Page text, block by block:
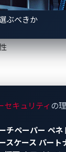
ぶべきか
セキュリティ の
チペーパー ペネ
スケース パート
対して72万
電気自動車
に対する脆